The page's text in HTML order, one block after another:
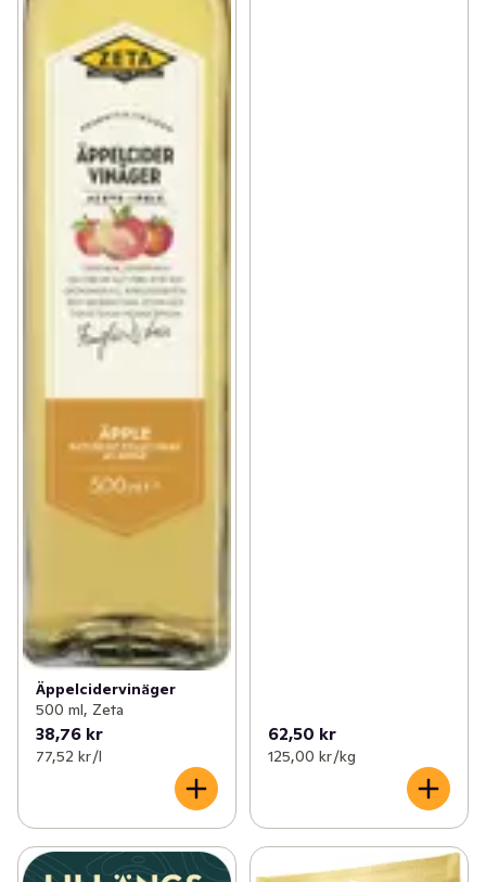
Äppelcidervinäger
500 ml, Zeta
38,76 kr
77,52 kr /l
62,50 kr
125,00 kr /kg